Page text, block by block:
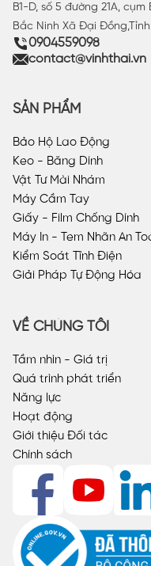
B1-D, số 5 đường 21A,
Bắc Ninh Xã Đại
0904559098
contact@vinhthai.vn
SẢN PHẨM
Bảo Hộ Lao Động
Keo - Băng Dính
Vật Tư Mài Nhám
Máy Cầm Tay
Giấy - Film Chống Dính
Máy In - Tem Nhãn An
Kiểm Soát Tĩnh Điện
Giải Pháp Tự Động Hóa
VỀ CHÚNG TÔI
Tầm nhìn - Giá trị
Quá trình phát triển
Năng lực
Hoạt động
Giới thiệu Đối tác
Chính sách